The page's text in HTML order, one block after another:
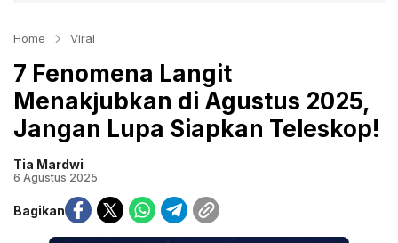
Home Viral
7 Fenomena Langit
Menakjubkan di Agustus 2025,
Jangan Lupa Siapkan Teleskop!
Tia Mardwi
6 Agustus 2025
Bagikan